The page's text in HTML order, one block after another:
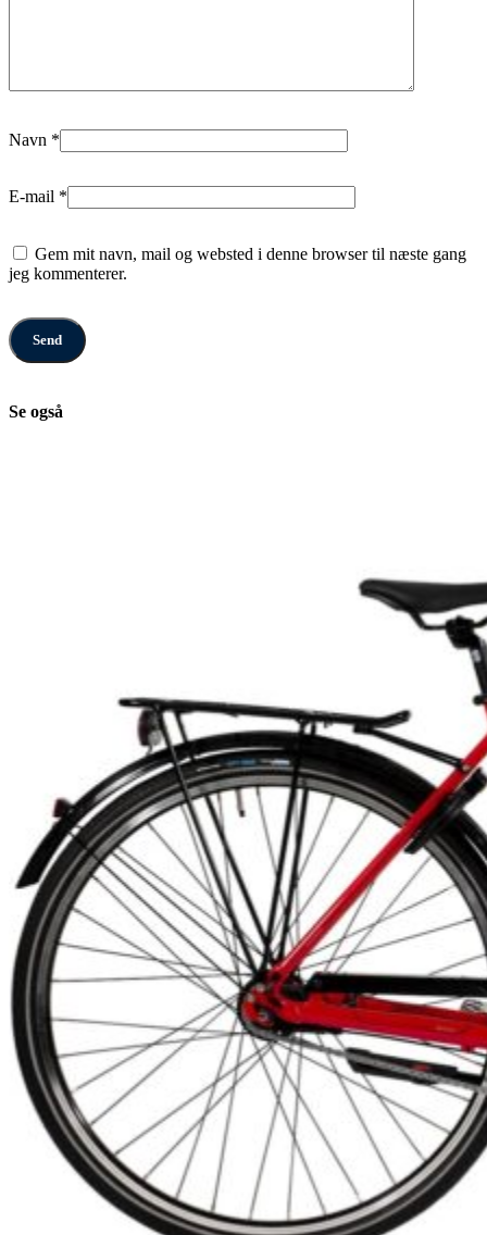
Navn *
E-mail *
Gem mit navn, mail og websted i denne browser til næste gang
jeg kommenterer.
Se også